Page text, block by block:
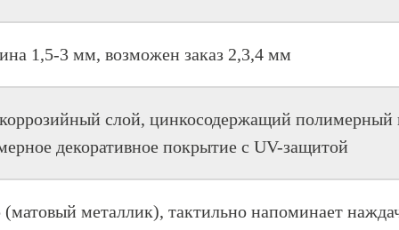
1,5-3 мм, возможен заказ 2,3,4 мм
слой, цинкосодержащий полимерный
декоративное покрытие с UV-защитой
металлик), тактильно напоминает